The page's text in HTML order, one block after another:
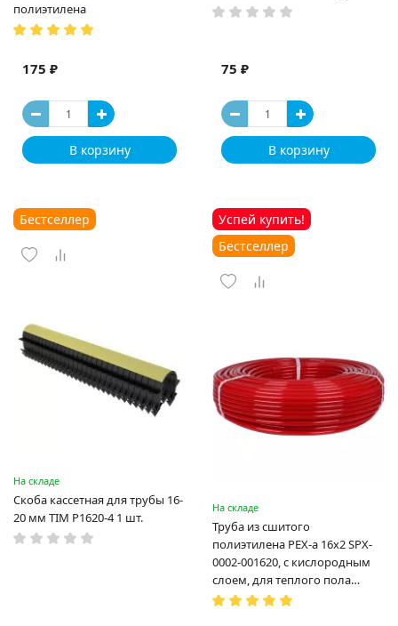
полиэтилена
175 ₽
В корзину
75 ₽
В корзину
Бестселлер
На складе
Скоба кассетная для трубы 16-
20 мм TIM P1620-4 1 шт.
Успей купить!
Бестселлер
На складе
Труба из сшитого
полиэтилена PEX-a 16х2 SPX-
0002-001620, с кислородным
слоем, для теплого пола
(Испания)